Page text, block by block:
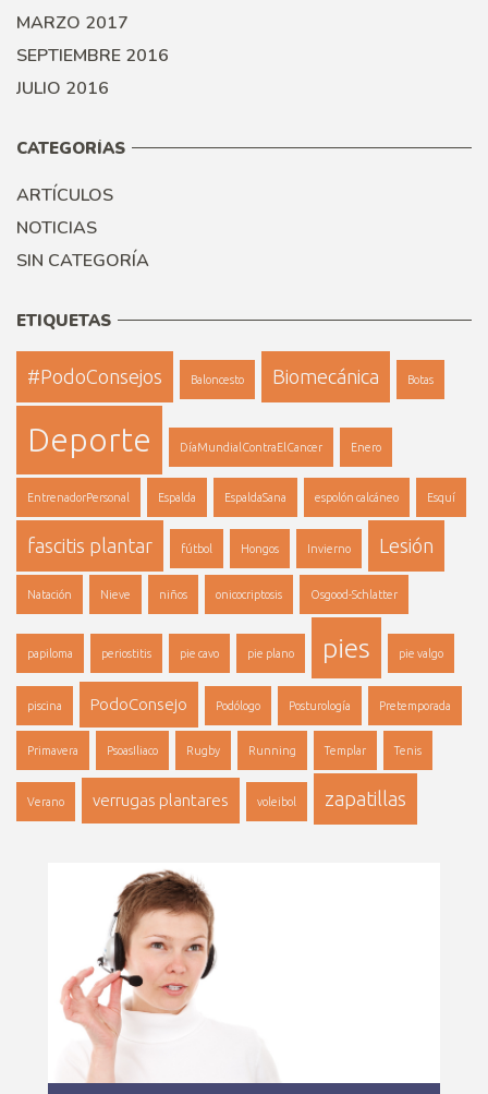
MARZO 2017
SEPTIEMBRE 2016
JULIO 2016
CATEGORÍAS
ARTÍCULOS
NOTICIAS
SIN CATEGORÍA
ETIQUETAS
#PodoConsejos Baloncesto Biomecánica Botas
Deporte DíaMundialContraElCancer Enero
EntrenadorPersonal Espalda EspaldaSana espolón calcáneo Esquí
fascitis plantar fútbol Hongos Invierno Lesión
Natación Nieve niños onicocriptosis Osgood-Schlatter
papiloma periostitis pie cavo pie plano pies pie valgo
piscina PodoConsejo Podólogo Posturología Pretemporada
Primavera PsoasIliaco Rugby Running Templar Tenis
Verano verrugas plantares voleibol zapatillas